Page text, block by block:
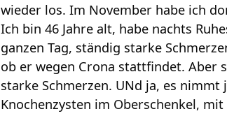
wieder los. Im November habe ich
Ich bin 46 Jahre alt, habe nachts
ganzen Tag, ständig starke
ob er wegen Crona stattfindet. Aber
starke Schmerzen. UNd ja, es nimmt
Knochenzysten im Oberschenkel,